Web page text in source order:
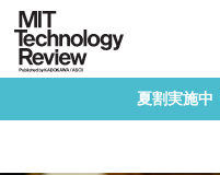
夏割実施中